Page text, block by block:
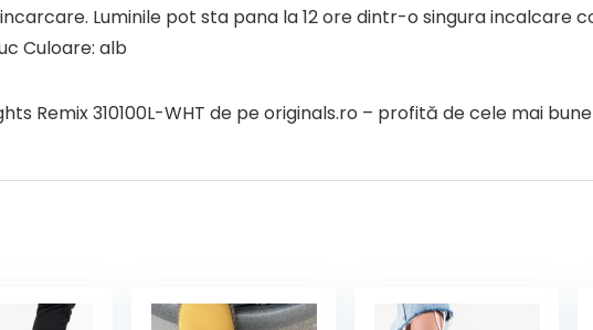
Luminile pot sta pana la 12 ore dintr-o singura incalcare
Culoare: alb
Remix 310100L-WHT de pe originals.ro – profită de cele mai